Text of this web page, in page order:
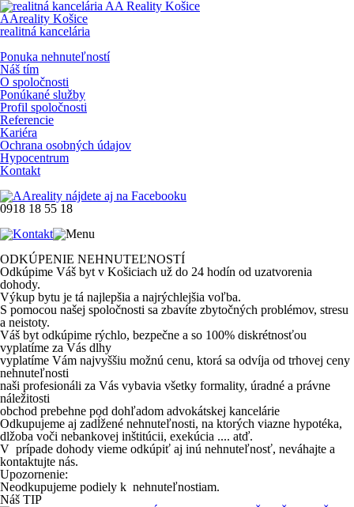
AAreality Košice
realitná kancelária
Ponuka nehnuteľností
Náš tím
O spoločnosti
Ponúkané služby
Profil spoločnosti
Referencie
Kariéra
Ochrana osobných údajov
Hypocentrum
Kontakt
0918 18 55 18
ODKÚPENIE NEHNUTEĽNOSTÍ
Odkúpime Váš byt v Košiciach už do 24 hodín od uzatvorenia
dohody.
Výkup bytu je tá najlepšia a najrýchlejšia voľba.
S pomocou našej spoločnosti sa zbavíte zbytočných problémov, stresu
a neistoty.
Váš byt odkúpime rýchlo, bezpečne a so 100% diskrétnosťou
vyplatíme za Vás dlhy
vyplatíme Vám najvyššiu možnú cenu, ktorá sa odvíja od trhovej ceny
nehnuteľnosti
naši profesionáli za Vás vybavia všetky formality, úradné a právne
náležitosti
obchod prebehne pod dohľadom advokátskej kancelárie
Odkupujeme aj zadĺžené nehnuteľnosti, na ktorých viazne hypotéka,
dlžoba voči nebankovej inštitúcii, exekúcia .... atď.
V prípade dohody vieme odkúpiť aj inú nehnuteľnosť, neváhajte a
kontaktujte nás.
Upozornenie:
Neodkupujeme podiely k nehnuteľnostiam.
Náš TIP